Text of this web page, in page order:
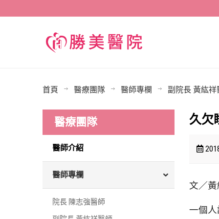
首頁 醫療團隊 醫師專欄 副院長 黃紘祥
久欠
文／
一個
醫療團隊
醫師介紹
醫師專欄
院長 陳志強醫師